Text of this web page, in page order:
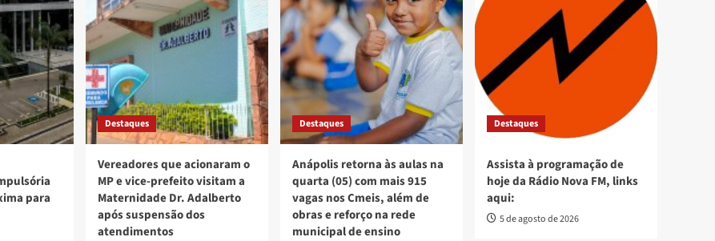
para
Destaques
Vereadores que acionaram o
MP e vice-prefeito visitam a
Maternidade Dr. Adalberto
após suspensão dos
atendimentos
Destaques
Anápolis retorna às aulas na
quarta (05) com mais 915
vagas nos Cmeis, além de
obras e reforço na rede
municipal de ensino
Destaques
Assista à programação de
hoje da Rádio Nova FM, links
aqui:
5 de agosto de 2026